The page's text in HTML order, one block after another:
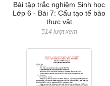
Bài tập trắc nghiệm Sinh học
Lớp 6 - Bài 7: Cấu tạo tế bào
thực vật
514 lượt xem